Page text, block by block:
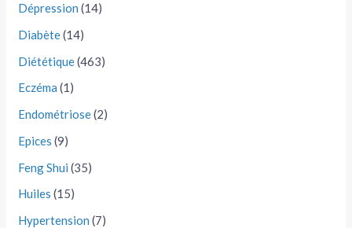
Dépression (14)
Diabète(14)
Diététique(463)
Eczéma (1)
Endométriose(2)
Epices (9)
Feng Shui (35)
Huiles (15)
Hypertension (7)